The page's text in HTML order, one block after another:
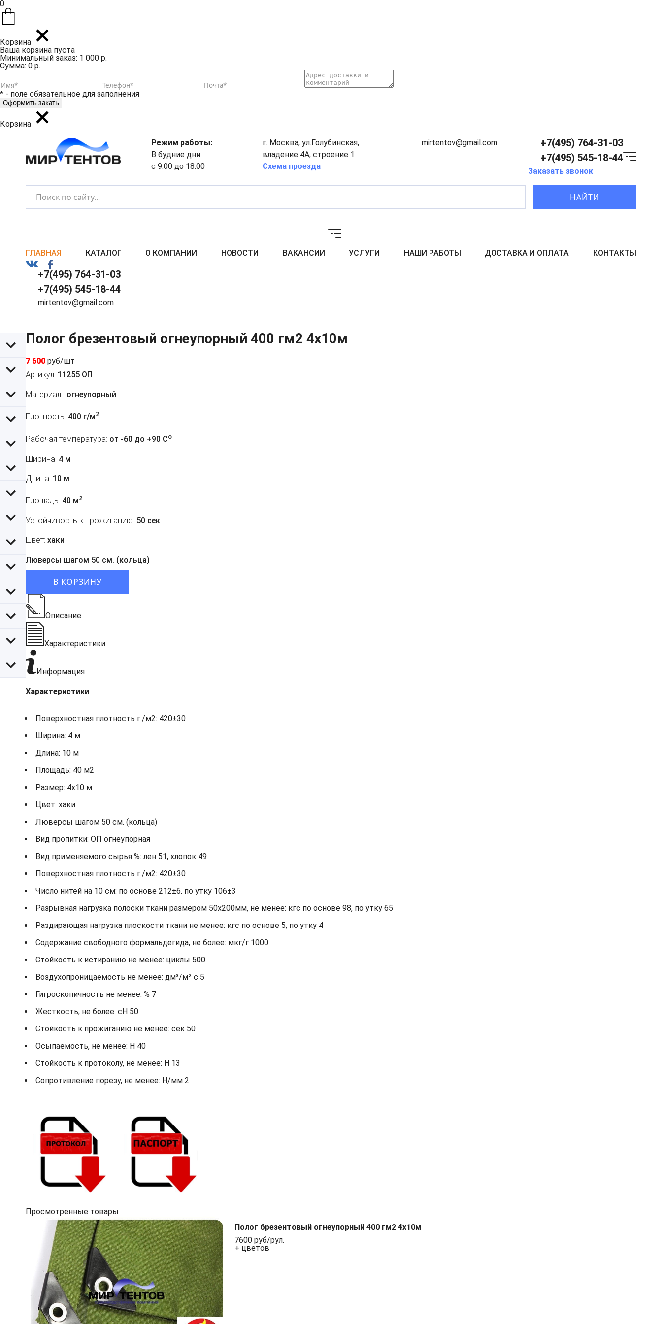
0
Корзина
Ваша корзина пуста
Минимальный заказ: 1 000 р.
Сумма: 0 р.
* - поле обязательное для заполнения
Корзина
Режим работы:
В будние дни
с 9:00 до 18:00
г. Москва, ул.Голубинская,
владение 4А, строение 1
Схема проезда
mirtentov@gmail.com
+7(495) 764-31-03
+7(495) 545-18-44
Заказать звонок
НАЙТИ
ГЛАВНАЯ КАТАЛОГ О КОМПАНИИ НОВОСТИ ВАКАНСИИ УСЛУГИ НАШИ РАБОТЫ ДОСТАВКА И ОПЛАТА КОНТАКТЫ
+7(495) 764-31-03
+7(495) 545-18-44
mirtentov@gmail.com
Полог брезентовый огнеупорный 400 гм2 4x10м
7 600 руб/шт
Артикул: 11255 ОП
Материал : огнеупорный
Плотность: 400 г/м2
Рабочая температура: от -60 до +90 Co
Ширина: 4 м
Длина: 10 м
Площадь: 40 м2
Устойчивость к прожиганию: 50 сек
Цвет: хаки
Люверсы шагом 50 см. (кольца)
В КОРЗИНУ
Описание
Характеристики
Информация
Характеристики
Поверхностная плотность г./м2: 420±30
Ширина: 4 м
Длина: 10 м
Площадь: 40 м2
Размер: 4х10 м
Цвет: хаки
Люверсы шагом 50 см. (кольца)
Вид пропитки: ОП огнеупорная
Вид применяемого сырья %: лен 51, хлопок 49
Поверхностная плотность г./м2: 420±30
Число нитей на 10 см: по основе 212±6, по утку 106±3
Разрывная нагрузка полоски ткани размером 50х200мм, не менее: кгс по основе 98, по утку 65
Раздирающая нагрузка плоскости ткани не менее: кгс по основе 5, по утку 4
Содержание свободного формальдегида, не более: мкг/г 1000
Стойкость к истиранию не менее: циклы 500
Воздухопроницаемость не менее: дм³/м² с 5
Гигроскопичность не менее: % 7
Жесткость, не более: cH 50
Стойкость к прожиганию не менее: сек 50
Осыпаемость, не менее: H 40
Стойкость к протоколу, не менее: H 13
Сопротивление порезу, не менее: Н/мм 2
Просмотренные товары
Полог брезентовый огнеупорный 400 гм2 4x10м
7600 руб/рул.
+ цветов